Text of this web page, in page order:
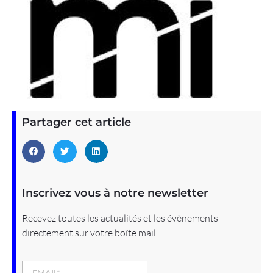
Partager cet article
Inscrivez vous à notre newsletter
Recevez toutes les actualités et les évènements
directement sur votre boîte mail.